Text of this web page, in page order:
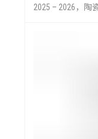
2025 – 2026，陶